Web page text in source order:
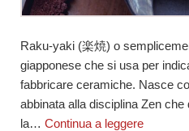
Raku-yaki (楽焼) o
giapponese che si usa per
fabbricare ceramiche. Nasce
abbinata alla disciplina Zen che
la… Continua a leggere